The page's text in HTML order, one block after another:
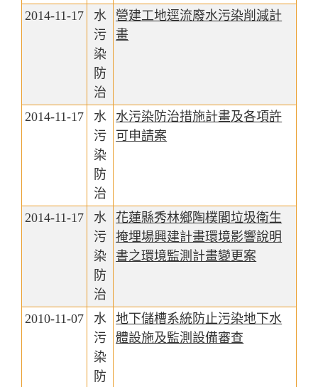
2014-11-17
水
污
染
防
治
營建工地逕流廢水污染削減計
畫
2014-11-17
水
污
染
防
治
水污染防治措施計畫及各項許
可申請案
2014-11-17
水
污
染
防
治
花蓮縣秀林鄉陶樸閣垃圾衛生
掩埋場興建計畫環境影響說明
書之環境監測計畫變更案
2010-11-07
水
污
染
防
地下儲槽系統防止污染地下水
體設施及監測設備審查